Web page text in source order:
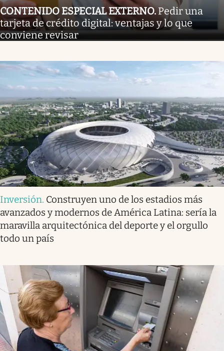
CONTENIDO ESPECIAL EXTERNO.Pedir una
tarjeta de crédito digital: ventajas y lo que
conviene revisar
Inversión. Construyen uno de los estadios más
avanzados y modernos de América Latina: sería la
maravilla arquitectónica del deporte y el orgullo
todo un país